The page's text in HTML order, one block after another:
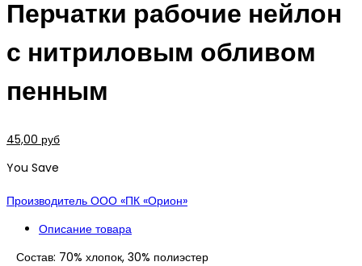
Перчатки рабочие нейлон
с нитриловым обливом
пенным
45,00 руб
You Save
Производитель ООО «ПК «Орион»
Описание товара
Состав: 70% хлопок, 30% полиэстер